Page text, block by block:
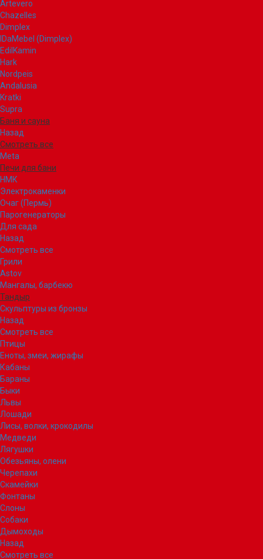
Artevero
Chazelles
Dimplex
IDaMebel (Dimplex)
EdilKamin
Hark
Nordpeis
Andalusia
Kratki
Supra
Баня и сауна
Назад
Смотреть все
Meta
Печи для бани
НМК
Электрокаменки
Очаг (Пермь)
Парогенераторы
Для сада
Назад
Смотреть все
Грили
Astov
Мангалы, барбекю
Тандыр
Скульптуры из бронзы
Назад
Смотреть все
Птицы
Еноты, змеи, жирафы
Кабаны
Бараны
Быки
Львы
Лошади
Лисы, волки, крокодилы
Медведи
Лягушки
Обезьяны, олени
Черепахи
Скамейки
Фонтаны
Слоны
Собаки
Дымоходы
Назад
Смотреть все